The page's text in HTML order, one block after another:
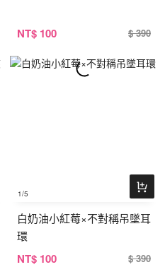
NT$ 100 $ 390
1/5
白奶油小紅莓×不對稱吊墜耳
環
NT$ 100 $ 390